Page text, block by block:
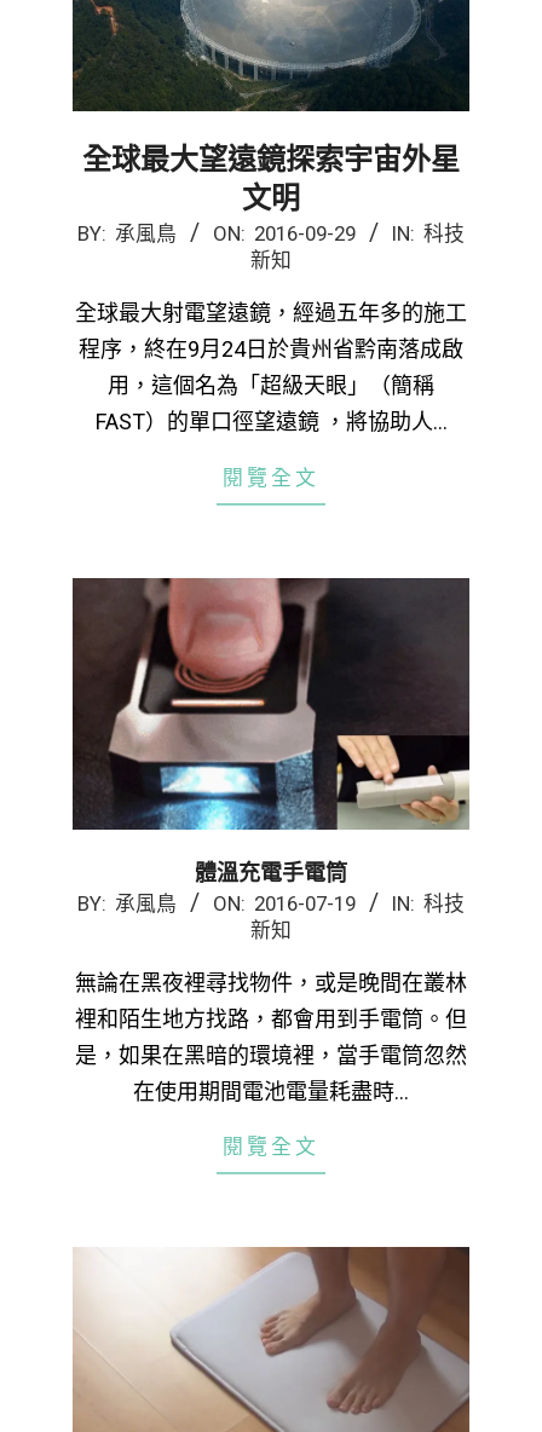
全球最大望遠鏡探索宇宙外星
文明
2016-
29
BY: 承風鳥 ON: 2016-09-29 IN: 科技
新知
全球最大射電望遠鏡，經過五年多的施工
程序，終在9月24日於貴州省黔南落成啟
用，這個名為「超級天眼」（簡稱
FAST）的單口徑望遠鏡 ，將協助人…
閱覽全文
體溫充電手電筒
2016-
19
BY: 承風鳥 ON: 2016-07-19 IN: 科技
新知
無論在黑夜裡尋找物件，或是晚間在叢林
裡和陌生地方找路，都會用到手電筒。但
是，如果在黑暗的環境裡，當手電筒忽然
在使用期間電池電量耗盡時…
閱覽全文